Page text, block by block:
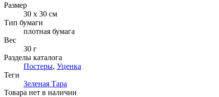
Размер
30 х 30 см
Тип бумаги
плотная бумага
Вес
30 г
Разделы каталога
Постеры, Уценка
Теги
Зеленая Тара
Товара нет в наличии